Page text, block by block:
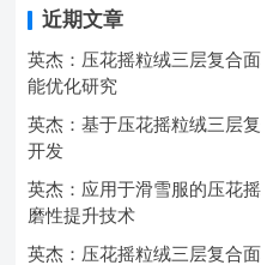
近期文章
英杰：压花摇粒绒三层复合
能优化研究
英杰：基于压花摇粒绒三层
开发
英杰：应用于滑雪服的压花
磨性提升技术
英杰：压花摇粒绒三层复合